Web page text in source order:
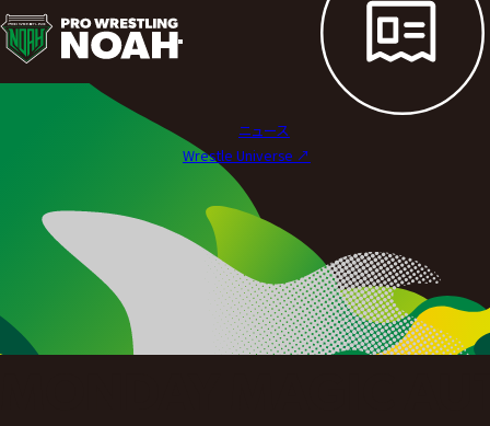
試
合
レ
ス
ニュース
Wrestle Universe ↗︎
MONDAY MAGIC